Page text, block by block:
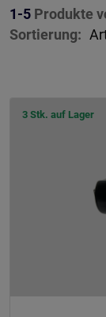
1-5 Produkte
Sortierung:
3 Stk. auf Lager